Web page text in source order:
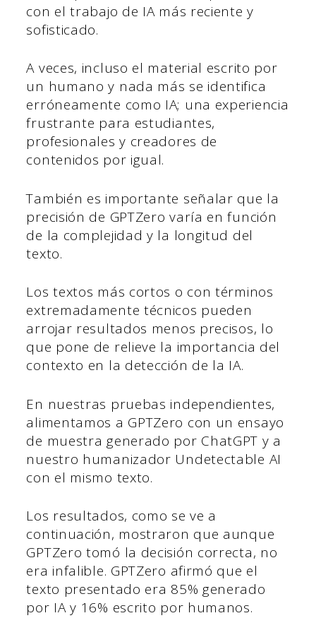
con el trabajo de IA más reciente y
sofisticado.
A veces, incluso el material escrito por
un humano y nada más se identifica
erróneamente como IA; una experiencia
frustrante para estudiantes,
profesionales y creadores de
contenidos por igual.
También es importante señalar que la
precisión de GPTZero varía en función
de la complejidad y la longitud del
texto.
Los textos más cortos o con términos
extremadamente técnicos pueden
arrojar resultados menos precisos, lo
que pone de relieve la importancia del
contexto en la detección de la IA.
En nuestras pruebas independientes,
alimentamos a GPTZero con un ensayo
de muestra generado por ChatGPT y a
nuestro humanizador Undetectable AI
con el mismo texto.
Los resultados, como se ve a
continuación, mostraron que aunque
GPTZero tomó la decisión correcta, no
era infalible. GPTZero afirmó que el
texto presentado era 85% generado
por IA y 16% escrito por humanos.